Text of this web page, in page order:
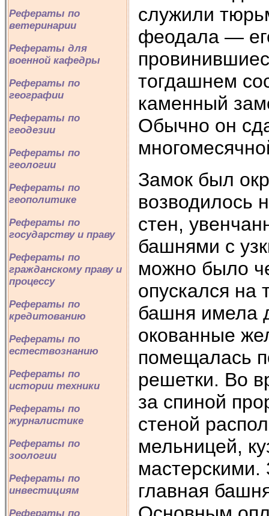
Рефераты по
ветеринарии
Рефераты для
военной кафедры
Рефераты по
географии
Рефераты по
геодезии
Рефераты по
геологии
Рефераты по
геополитике
Рефераты по
государству и праву
Рефераты по
гражданскому праву и
процессу
Рефераты по
кредитованию
Рефераты по
естествознанию
Рефераты по
истории техники
Рефераты по
журналистике
Рефераты по
зоологии
Рефераты по
инвестициям
Рефераты по
служили
феодала —
тогдашнем
каменный
Обычно он
Замок был
возводилось
стен,
башнями с
можно было
опускался на
башня имела
окованные
помещалась
решетки. Во
за спиной
стеной
мельницей,
главная